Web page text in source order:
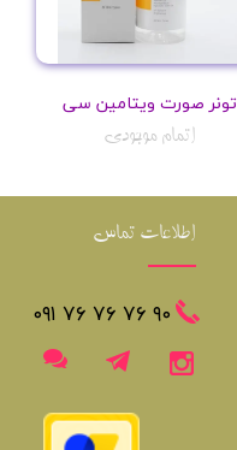
تونر صورت ویتامین سی
اتمام موجودی
اطلاعات تماس
​​٩٠ ٧۶ ٧۶ ٧۶ ٠٩١